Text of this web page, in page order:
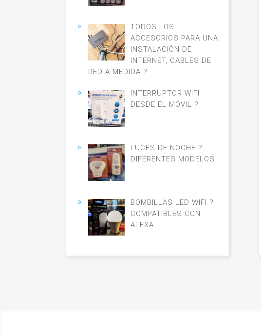
TODOS LOS
ACCESORIOS PARA UNA
INSTALACIÓN DE
INTERNET, CABLES DE
RED A MEDIDA ?
INTERRUPTOR WIFI
DESDE EL MÓVIL ?
LUCES DE NOCHE ?
DIFERENTES MODELOS
BOMBILLAS LED WIFI ?
COMPATIBLES CON
ALEXA